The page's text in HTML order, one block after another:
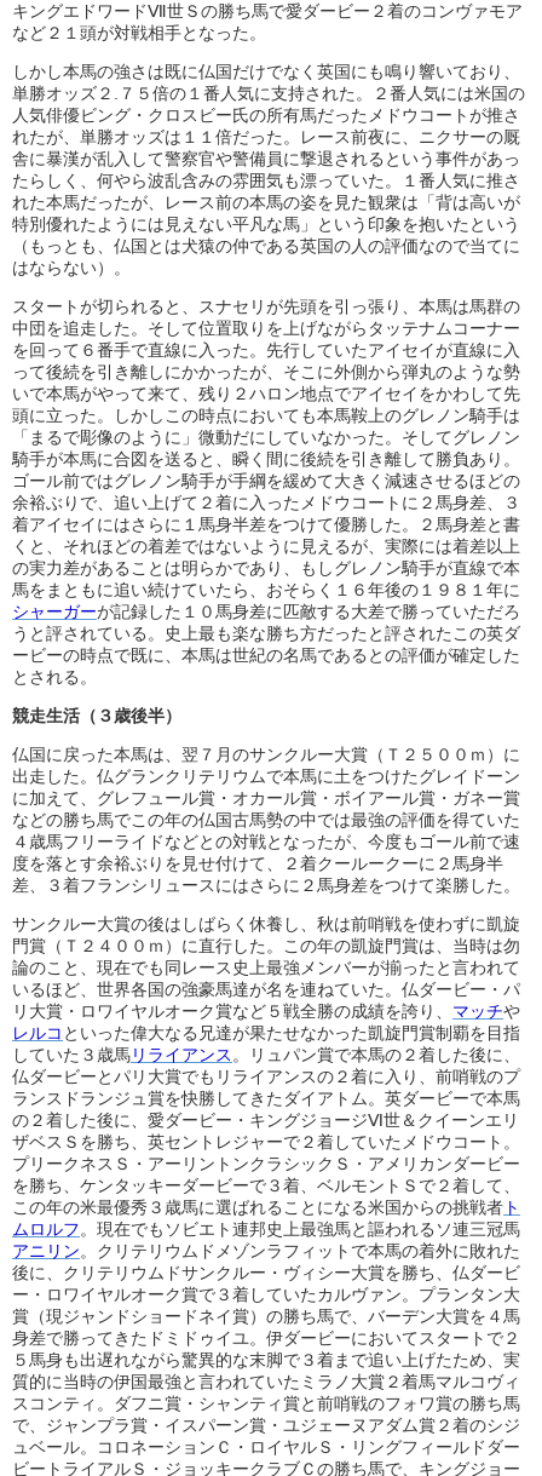
キングエドワードⅦ世Ｓの勝ち馬で愛ダービー２着のコンヴァモア
など２１頭が対戦相手となった。
しかし本馬の強さは既に仏国だけでなく英国にも鳴り響いており、
単勝オッズ２.７５倍の１番人気に支持された。２番人気には米国の
人気俳優ビング・クロスビー氏の所有馬だったメドウコートが推さ
れたが、単勝オッズは１１倍だった。レース前夜に、ニクサーの厩
舎に暴漢が乱入して警察官や警備員に撃退されるという事件があっ
たらしく、何やら波乱含みの雰囲気も漂っていた。１番人気に推さ
れた本馬だったが、レース前の本馬の姿を見た観衆は「背は高いが
特別優れたようには見えない平凡な馬」という印象を抱いたという
（もっとも、仏国とは犬猿の仲である英国の人の評価なので当てに
はならない）。
スタートが切られると、スナセリが先頭を引っ張り、本馬は馬群の
中団を追走した。そして位置取りを上げながらタッテナムコーナー
を回って６番手で直線に入った。先行していたアイセイが直線に入
って後続を引き離しにかかったが、そこに外側から弾丸のような勢
いで本馬がやって来て、残り２ハロン地点でアイセイをかわして先
頭に立った。しかしこの時点においても本馬鞍上のグレノン騎手は
「まるで彫像のように」微動だにしていなかった。そしてグレノン
騎手が本馬に合図を送ると、瞬く間に後続を引き離して勝負あり。
ゴール前ではグレノン騎手が手綱を緩めて大きく減速させるほどの
余裕ぶりで、追い上げて２着に入ったメドウコートに２馬身差、３
着アイセイにはさらに１馬身半差をつけて優勝した。２馬身差と書
くと、それほどの着差ではないように見えるが、実際には着差以上
の実力差があることは明らかであり、もしグレノン騎手が直線で本
馬をまともに追い続けていたら、おそらく１６年後の１９８１年に
シャーガーが記録した１０馬身差に匹敵する大差で勝っていただろ
うと評されている。史上最も楽な勝ち方だったと評されたこの英ダ
ービーの時点で既に、本馬は世紀の名馬であるとの評価が確定した
とされる。
競走生活（３歳後半）
仏国に戻った本馬は、翌７月のサンクルー大賞（Ｔ２５００ｍ）に
出走した。仏グランクリテリウムで本馬に土をつけたグレイドーン
に加えて、グレフュール賞・オカール賞・ボイアール賞・ガネー賞
などの勝ち馬でこの年の仏国古馬勢の中では最強の評価を得ていた
４歳馬フリーライドなどとの対戦となったが、今度もゴール前で速
度を落とす余裕ぶりを見せ付けて、２着クールークーに２馬身半
差、３着フランシリュースにはさらに２馬身差をつけて楽勝した。
サンクルー大賞の後はしばらく休養し、秋は前哨戦を使わずに凱旋
門賞（Ｔ２４００ｍ）に直行した。この年の凱旋門賞は、当時は勿
論のこと、現在でも同レース史上最強メンバーが揃ったと言われて
いるほど、世界各国の強豪馬達が名を連ねていた。仏ダービー・パ
リ大賞・ロワイヤルオーク賞など５戦全勝の成績を誇り、 マッチや
レルコ といった偉大なる兄達が果たせなかった凱旋門賞制覇を目指
していた３歳馬リライアンス 。リュパン賞で本馬の２着した後に、
仏ダービーとパリ大賞でもリライアンスの２着に入り、前哨戦のプ
ランスドランジュ賞を快勝してきたダイアトム。英ダービーで本馬
の２着した後に、愛ダービー・キングジョージⅥ世＆クイーンエリ
ザベスＳを勝ち、英セントレジャーで２着していたメドウコート。
プリークネスＳ・アーリントンクラシックＳ・アメリカンダービー
を勝ち、ケンタッキーダービーで３着、ベルモントＳで２着して、
この年の米最優秀３歳馬に選ばれることになる米国からの挑戦者 ト
ムロルフ。現在でもソビエト連邦史上最強馬と謳われるソ連三冠馬
アニリン。クリテリウムドメゾンラフィットで本馬の着外に敗れた
後に、クリテリウムドサンクルー・ヴィシー大賞を勝ち、仏ダービ
ー・ロワイヤルオーク賞で３着していたカルヴァン。プランタン大
賞（現ジャンドショードネイ賞）の勝ち馬で、バーデン大賞を４馬
身差で勝ってきたドミドゥイユ。伊ダービーにおいてスタートで２
５馬身も出遅れながら驚異的な末脚で３着まで追い上げたため、実
質的に当時の伊国最強と言われていたミラノ大賞２着馬マルコヴィ
スコンティ。ダフニ賞・シャンティ賞と前哨戦のフォワ賞の勝ち馬
で、ジャンプラ賞・イスパーン賞・ユジェーヌアダム賞２着のシジ
ュベール。コロネーションＣ・ロイヤルＳ・リングフィールドダー
ビートライアルＳ・ジョッキークラブＣの勝ち馬で、キングジョー